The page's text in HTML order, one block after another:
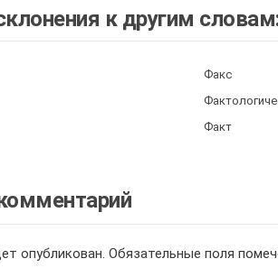
к другим
Факс
Факт
опубликован. Обязательные поля